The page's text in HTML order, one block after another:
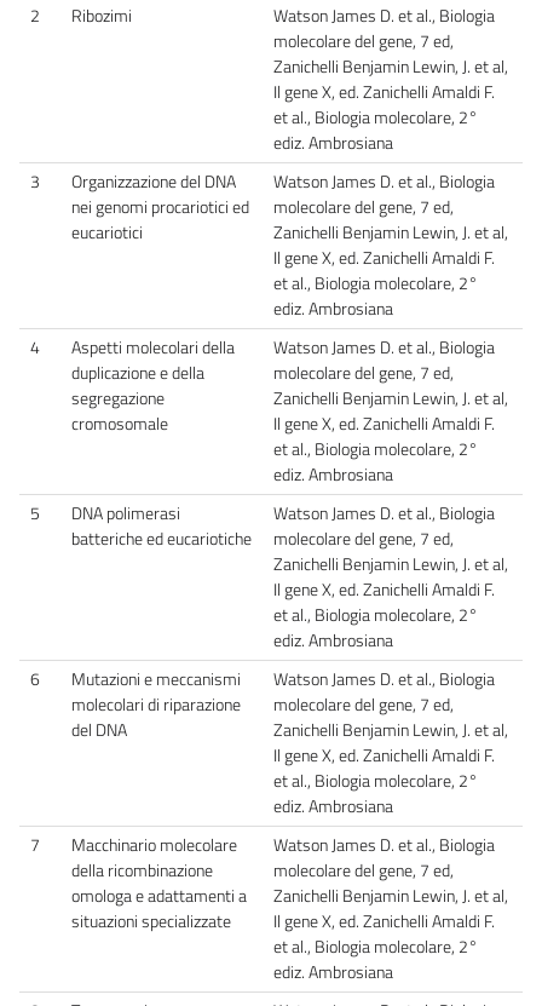
2
Ribozimi
Watson James D. et al., Biologia
molecolare del gene, 7 ed,
Zanichelli Benjamin Lewin, J. et al,
Il gene X, ed. Zanichelli Amaldi F.
et al., Biologia molecolare, 2°
ediz. Ambrosiana
3
Organizzazione del DNA
nei genomi procariotici ed
eucariotici
Watson James D. et al., Biologia
molecolare del gene, 7 ed,
Zanichelli Benjamin Lewin, J. et al,
Il gene X, ed. Zanichelli Amaldi F.
et al., Biologia molecolare, 2°
ediz. Ambrosiana
4
Aspetti molecolari della
duplicazione e della
segregazione
cromosomale
Watson James D. et al., Biologia
molecolare del gene, 7 ed,
Zanichelli Benjamin Lewin, J. et al,
Il gene X, ed. Zanichelli Amaldi F.
et al., Biologia molecolare, 2°
ediz. Ambrosiana
5
DNA polimerasi
batteriche ed eucariotiche
Watson James D. et al., Biologia
molecolare del gene, 7 ed,
Zanichelli Benjamin Lewin, J. et al,
Il gene X, ed. Zanichelli Amaldi F.
et al., Biologia molecolare, 2°
ediz. Ambrosiana
6
Mutazioni e meccanismi
molecolari di riparazione
del DNA
Watson James D. et al., Biologia
molecolare del gene, 7 ed,
Zanichelli Benjamin Lewin, J. et al,
Il gene X, ed. Zanichelli Amaldi F.
et al., Biologia molecolare, 2°
ediz. Ambrosiana
7
Macchinario molecolare
della ricombinazione
omologa e adattamenti a
situazioni specializzate
Watson James D. et al., Biologia
molecolare del gene, 7 ed,
Zanichelli Benjamin Lewin, J. et al,
Il gene X, ed. Zanichelli Amaldi F.
et al., Biologia molecolare, 2°
ediz. Ambrosiana